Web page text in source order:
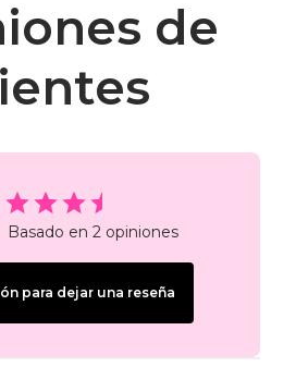
de
Basado en 2 opiniones
para dejar una reseña